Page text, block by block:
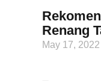
Renang
May 17, 2022